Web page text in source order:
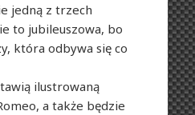
jedną z trzech
to jubileuszowa, bo
która odbywa się co
ilustrowaną
a także będzie